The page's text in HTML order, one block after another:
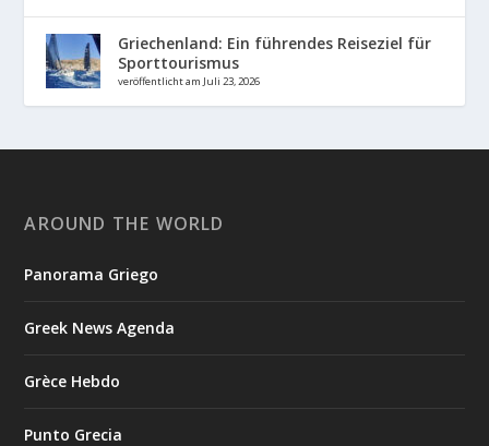
Griechenland: Ein führendes Reiseziel für
Sporttourismus
veröffentlicht am Juli 23, 2026
AROUND THE WORLD
Panorama Griego
Greek News Agenda
Grèce Hebdo
Punto Grecia